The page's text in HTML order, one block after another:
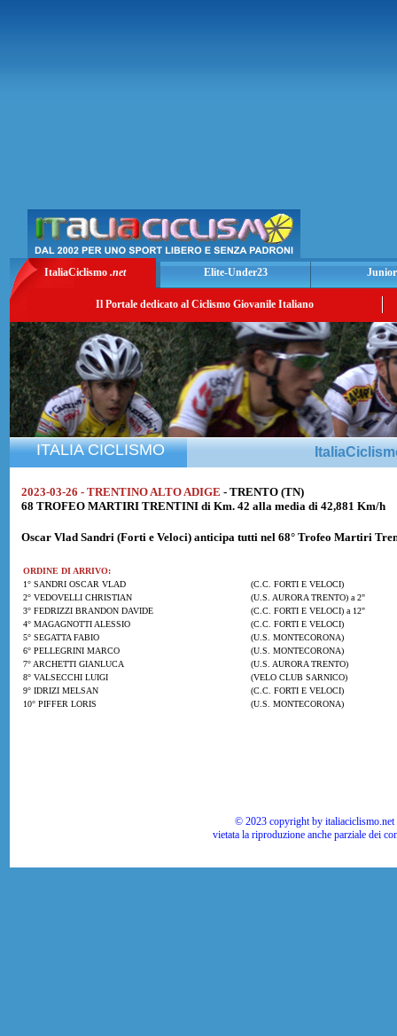
ItaliaCiclismo .net Elite-Under23
Il Portale dedicato al Ciclismo Giovanile Italiano
ITALIA CICLISMO
2023-03-26 - TRENTINO ALTO ADIGE - TRENTO (TN)
68 TROFEO MARTIRI TRENTINI di Km. 42 alla media di 42,881 Km/h
Oscar Vlad Sandri (Forti e Veloci) anticipa tutti nel 68° Trofeo Martiri
ORDINE DI ARRIVO:
1° SANDRI OSCAR VLAD
(C.C. FORTI E VELOCI)
2° VEDOVELLI CHRISTIAN
(U.S. AURORA TRENTO) a 2"
3° FEDRIZZI BRANDON DAVIDE
(C.C. FORTI E VELOCI) a 12"
4° MAGAGNOTTI ALESSIO
(C.C. FORTI E VELOCI)
5° SEGATTA FABIO
(U.S. MONTECORONA)
6° PELLEGRINI MARCO
(U.S. MONTECORONA)
7° ARCHETTI GIANLUCA
(U.S. AURORA TRENTO)
8° VALSECCHI LUIGI
(VELO CLUB SARNICO)
9° IDRIZI MELSAN
(C.C. FORTI E VELOCI)
10° PIFFER LORIS
(U.S. MONTECORONA)
© 2023 copyright by
vietata la riproduzione anche parziale dei